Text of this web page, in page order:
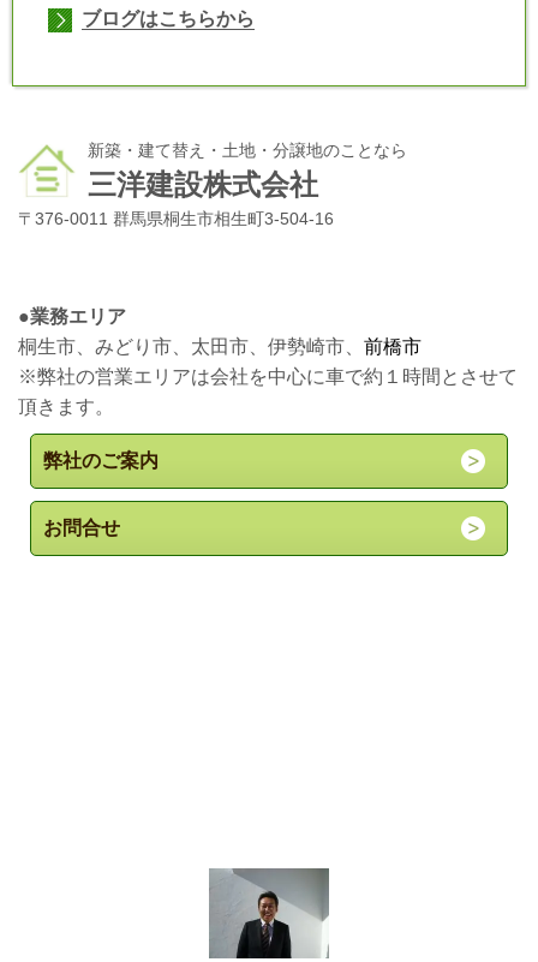
ブログはこちらから
新築・建て替え・土地・分譲地のことなら
三洋建設株式会社
〒376-0011 群馬県桐生市相生町3-504-16
●業務エリア
桐生市、みどり市、太田市、伊勢崎市、 前橋市
※弊社の営業エリアは会社を中心に車で約１時間とさせて
頂きます。
弊社のご案内
お問合せ